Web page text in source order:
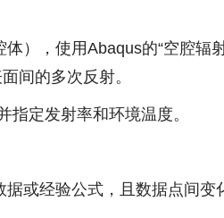
），使用Abaqus的“空腔辐
间的多次反射。
指定发射率和环境温度。
据或经验公式，且数据点间变